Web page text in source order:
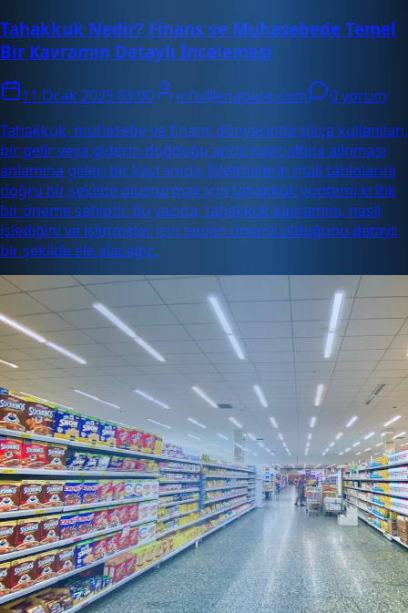
Tahakkuk Nedir? Finans ve Muhasebede Temel
Bir Kavramın Detaylı İncelemesi
11 Ocak 2025 03:00 info@enabase.com
0 yorum
Tahakkuk, muhasebe ve finans dünyasında sıkça kullanılan,
bir gelir veya giderin doğduğu anda kayıt altına alınması
anlamına gelen bir kavramdır. İşletmelerin mali tablolarını
doğru bir şekilde oluşturmak için tahakkuk yöntemi kritik
bir öneme sahiptir. Bu yazıda, tahakkuk kavramını, nasıl
işlediğini ve işletmeler için neden önemli olduğunu detaylı
bir şekilde ele alacağız.